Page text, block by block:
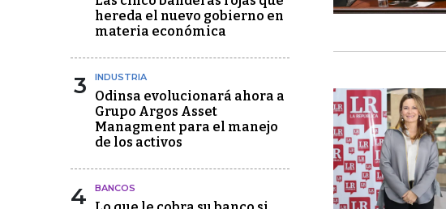
hereda el nuevo gobierno en
materia económica
3 INDUSTRIA
Odinsa evolucionará ahora a
Grupo Argos Asset
Managment para el manejo
de los activos
4 BANCOS